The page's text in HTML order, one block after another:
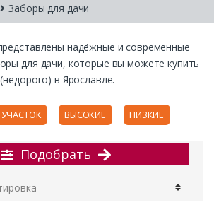
Заборы для дачи
надёжные и современные
для дачи, которые вы можете купить
в Ярославле.
ВЫСОКИЕ НИЗКИЕ
Подобрать